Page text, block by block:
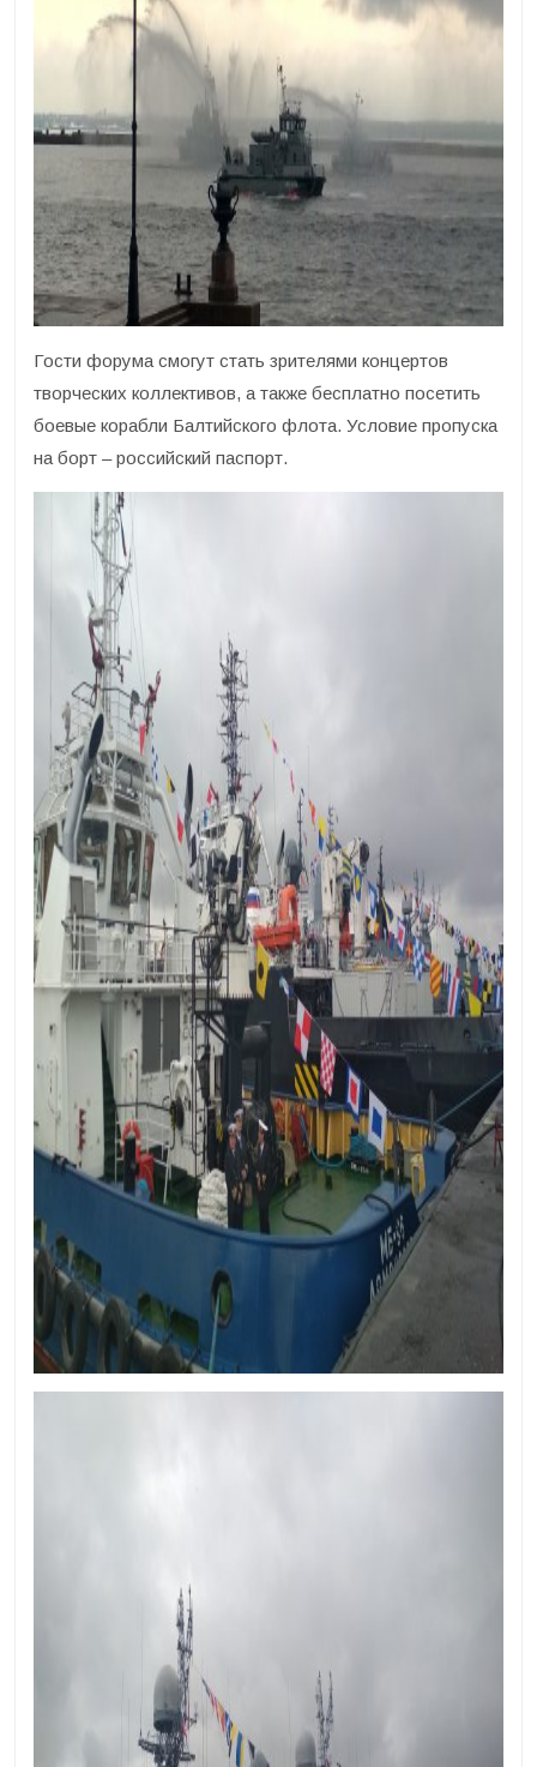
Гости форума смогут стать зрителями концертов
творческих коллективов, а также бесплатно посетить
боевые корабли Балтийского флота. Условие пропуска
на борт – российский паспорт.